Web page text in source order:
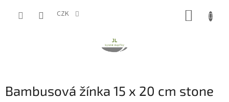
CZK
Bambusová žínka 15 x 20 cm stone